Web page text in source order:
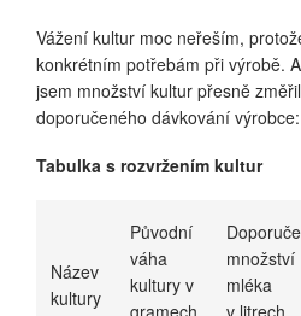
Vážení kultur moc neřeším,
konkrétním potřebám při výrobě.
jsem množství kultur přesně
doporučeného dávkování výrobce:
Tabulka s rozvržením kultur
Název
kultury
Původní
váha
kultury v
gramech
množství
mléka
v litrech